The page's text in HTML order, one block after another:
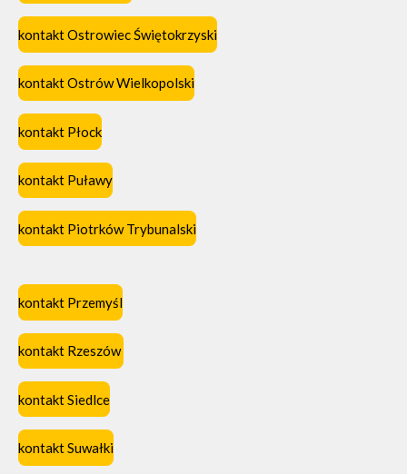
kontakt Ostrowiec Świętokrzyski
kontakt Ostrów Wielkopolski
kontakt Płock
kontakt Puławy
kontakt Piotrków Trybunalski
kontakt Przemyśl
kontakt Rzeszów
kontakt Siedlce
kontakt Suwałki